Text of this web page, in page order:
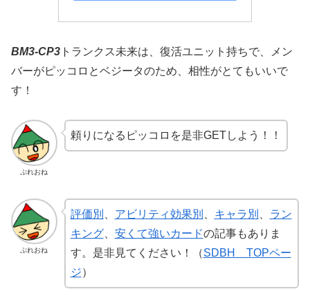
BM3-CP3 トランクス未来は、復活ユニット持ちで、メン
バーがピッコロとベジータのため、相性がとてもいいで
す！
ぷれおね
頼りになるピッコロを是非GETしよう！！
ぷれおね
評価別 アビリティ効果別 キャラ別
ラン
キング、 安くて強いカードの記事もありま
す。是非見てください！（SDBH TOPペー
ジ）